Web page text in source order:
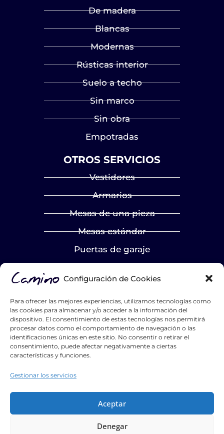
Configuración de Cookies
Para ofrecer las mejores experiencias, utilizamos tecnologías como
las cookies para almacenar y/o acceder a la información del
dispositivo. El consentimiento de estas tecnologías nos permitirá
procesar datos como el comportamiento de navegación o las
identificaciones únicas en este sitio. No consentir o retirar el
consentimiento, puede afectar negativamente a ciertas
características y funciones.
Gestionar los servicios
Aceptar
Denegar
De madera
Blancas
Modernas
Rústicas interior
Suelo a techo
Sin marco
Sin obra
Empotradas
OTROS SERVICIOS
Vestidores
Armarios
Mesas de una pieza
Mesas estándar
Puertas de garaje
LA EMPRESA
Proyectos
Blog
Contacto
Hazte distribuidor
List Title #2